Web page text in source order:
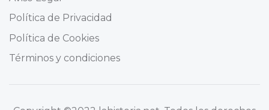
Política de Privacidad
Política de Cookies
Términos y condiciones